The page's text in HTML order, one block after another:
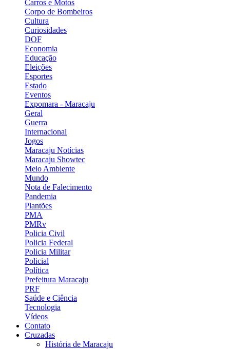
Carros e Motos
Corpo de Bombeiros
Cultura
Curiosidades
DOF
Economia
Educação
Eleições
Esportes
Estado
Eventos
Expomara - Maracaju
Geral
Guerra
Internacional
Jogos
Maracaju Notícias
Maracaju Showtec
Meio Ambiente
Mundo
Nota de Falecimento
Pandemia
Plantões
PMA
PMRv
Policia Civil
Policia Federal
Policia Militar
Policial
Política
Prefeitura Maracaju
PRF
Saúde e Ciência
Tecnologia
Vídeos
Contato
Cruzadas
História de Maracaju